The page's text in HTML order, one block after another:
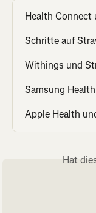
Health Connect
Schritte auf
Withings und
Samsung
Apple Health
Hat